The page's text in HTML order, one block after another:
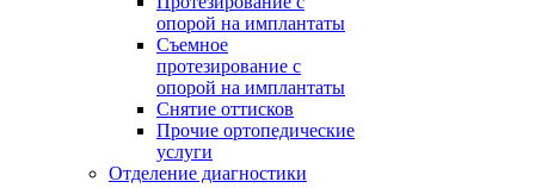
опорой на имплантаты
Съемное
протезирование с
опорой на имплантаты
Снятие оттисков
Прочие ортопедические
услуги
Отделение диагностики